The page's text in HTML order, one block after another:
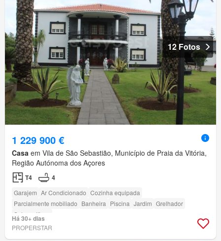
12 Fotos
1 229 900 €
Casa em Vila de São Sebastião, Município de Praia da Vitória,
Região Autónoma dos Açores
T4 4
Garajem Ar Condicionado Cozinha equipada
Parcialmente mobiliado Banheira Piscina Jardim Grelhador
Sala multiuso
Há 30+ dias
PROPERSTAR